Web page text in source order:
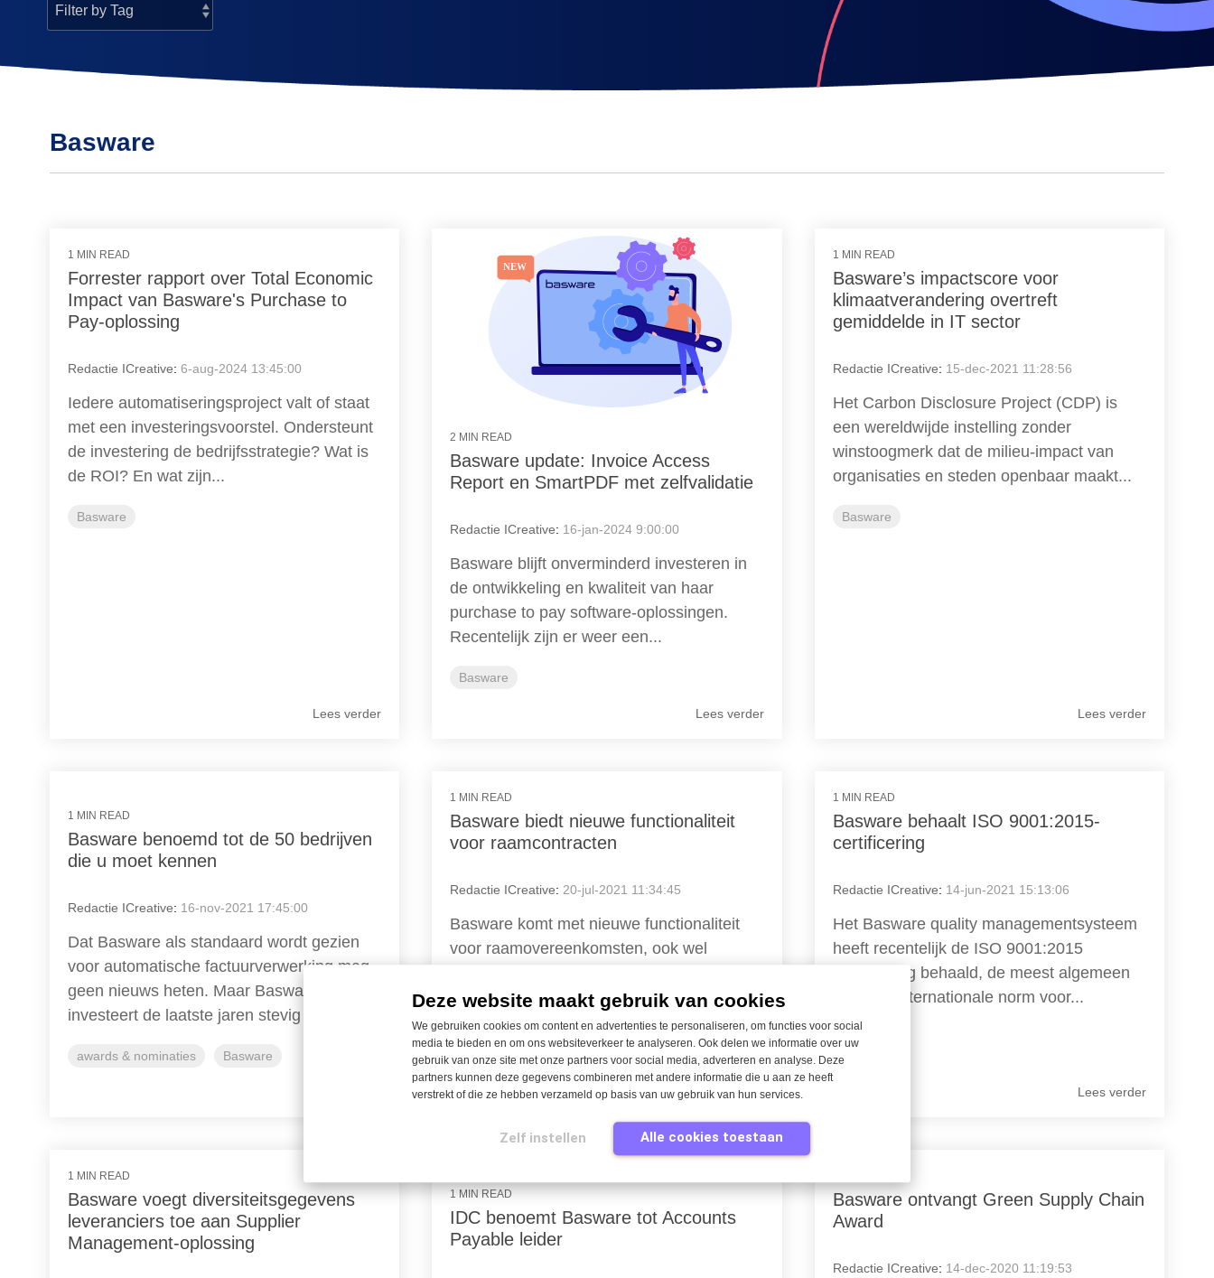
Deze website maakt gebruik van cookies
We gebruiken cookies om content en advertenties te personaliseren, om functies voor social
media te bieden en om ons websiteverkeer te analyseren. Ook delen we informatie over uw
gebruik van onze site met onze partners voor social media, adverteren en analyse. Deze
partners kunnen deze gegevens combineren met andere informatie die u aan ze heeft
verstrekt of die ze hebben verzameld op basis van uw gebruik van hun services.
Zelf instellen Alle cookies toestaan
Basware
1 MIN READ
Forrester rapport over Total Economic
Impact van Basware's Purchase to
Pay-oplossing
Redactie ICreative: 6-aug-2024 13:45:00
Iedere automatiseringsproject valt of staat
met een investeringsvoorstel. Ondersteunt
de investering de bedrijfsstrategie? Wat is
de ROI? En wat zijn...
Basware
Lees verder
2 MIN READ
Basware update: Invoice Access
Report en SmartPDF met zelfvalidatie
Redactie ICreative: 16-jan-2024 9:00:00
Basware blijft onverminderd investeren in
de ontwikkeling en kwaliteit van haar
purchase to pay software-oplossingen.
Recentelijk zijn er weer een...
Basware
Lees verder
1 MIN READ
Basware’s impactscore voor
klimaatverandering overtreft
gemiddelde in IT sector
Redactie ICreative: 15-dec-2021 11:28:56
Het Carbon Disclosure Project (CDP) is
een wereldwijde instelling zonder
winstoogmerk dat de milieu-impact van
organisaties en steden openbaar maakt...
Basware
Lees verder
1 MIN READ
Basware benoemd tot de 50 bedrijven
die u moet kennen
Redactie ICreative: 16-nov-2021 17:45:00
Dat Basware als standaard wordt gezien
voor automatische factuurverwerking mag
geen nieuws heten. Maar Basware
investeert de laatste jaren stevig in...
awards & nominaties Basware
1 MIN READ
Basware biedt nieuwe functionaliteit
voor raamcontracten
Redactie ICreative:20-jul-2021 11:34:45
Basware komt met nieuwe functionaliteit
voor raamovereenkomsten, ook wel
deze verbetering in Basware...
Basware
Lees verder
1 MIN READ
Basware behaalt ISO 9001:2015-
certificering
Redactie ICreative: 14-jun-2021 15:13:06
Het Basware quality managementsysteem
heeft recentelijk de ISO 9001:2015
certificering behaald, de meest algemeen
erkende internationale norm voor...
Basware
Lees verder
1 MIN READ
Basware voegt diversiteitsgegevens
leveranciers toe aan Supplier
Management-oplossing
1 MIN READ
IDC benoemt Basware tot Accounts
Payable leider
Basware ontvangt Green Supply Chain
Award
Redactie ICreative: 14-dec-2020 11:19:53